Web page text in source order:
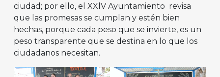
ciudad; por ello, el XXlV Ayuntamiento revisa
que las promesas se cumplan y estén bien
hechas, porque cada peso que se invierte, es un
peso transparente que se destina en lo que los
ciudadanos necesitan.